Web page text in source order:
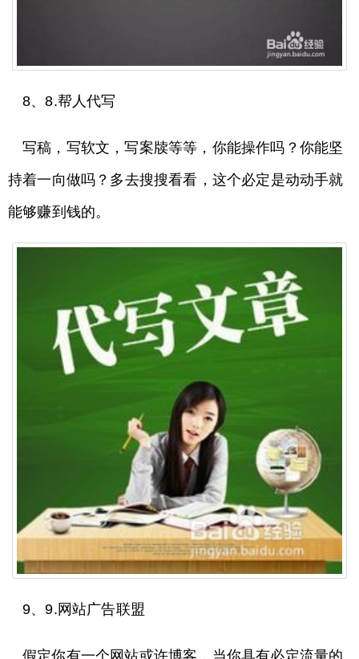
8、8.帮人代写
写稿，写软文，写案牍等等，你能操作吗？你能坚
持着一向做吗？多去搜搜看看，这个必定是动动手就
能够赚到钱的。
9、9.网站广告联盟
假定你有一个网站或许博客，当你具有必定流量的